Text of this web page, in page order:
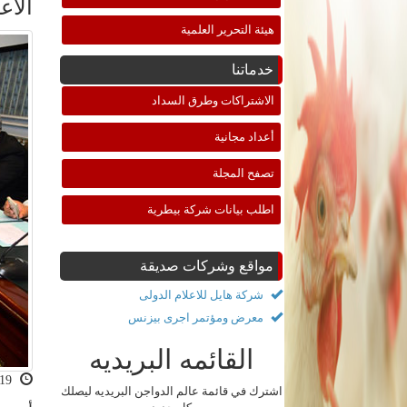
هيئة التحرير العلمية
خدماتنا
الاشتراكات وطرق السداد
أعداد مجانية
تصفح المجلة
اطلب بيانات شركة بيطرية
مواقع وشركات صديقة
شركة هايل للاعلام الدولى
معرض ومؤتمر اجرى بيزنس
القائمه البريديه
اشترك في قائمة عالم الدواجن البريديه ليصلك